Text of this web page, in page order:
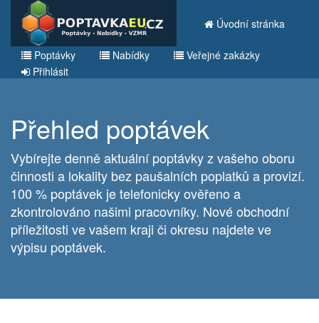
Úvodní stránka
Poptávky Nabídky
Veřejné zakázky
Přihlásit
Přehled poptávek
Vybírejte denně aktuální poptávky z vašeho oboru
činnosti a lokality bez paušalních poplatků a provizí.
100 % poptávek je telefonicky ověřeno a
zkontrolováno našimi pracovníky. Nové obchodní
příležitosti ve vašem kraji či okresu najdete ve
výpisu poptávek.